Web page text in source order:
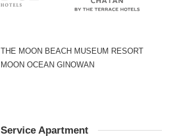
THE MOON BEACH MUSEUM RESORT
MOON OCEAN GINOWAN
Service Apartment